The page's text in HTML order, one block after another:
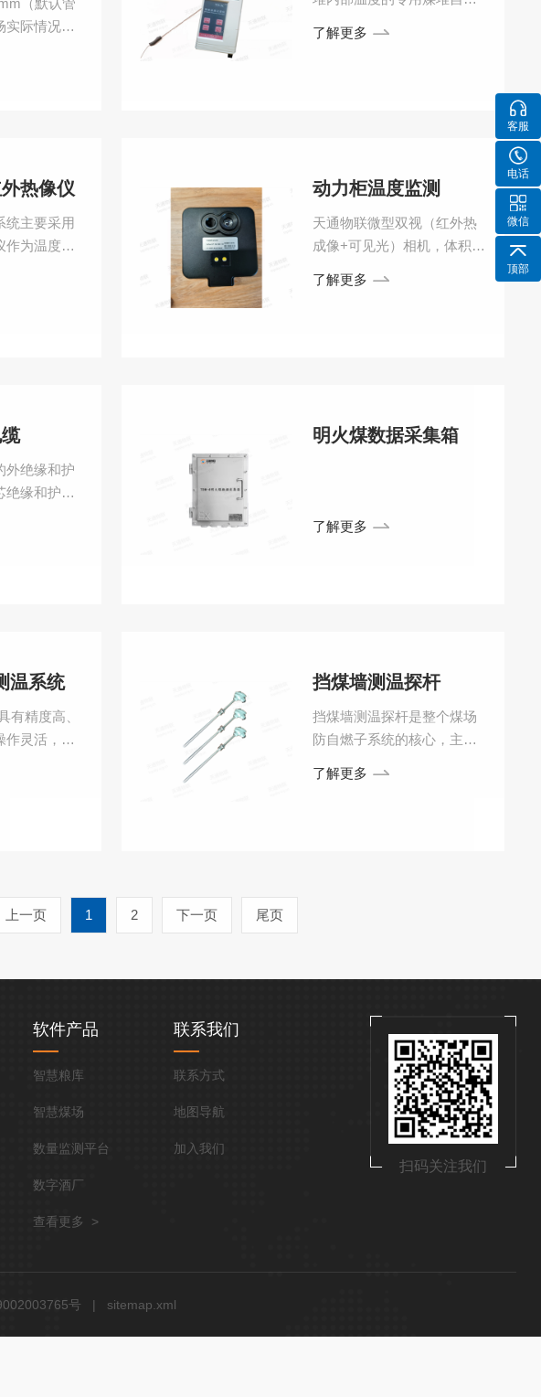
（默认管
实际情况定
度，可根据
测量煤场煤堆内部温度，可
了解更多
热像仪
统主要采用
作为温度传
煤场安全
动力柜温度监测
天通物联微型双视（红外热
成像+可见光）相机，体积小
内，屏柜内，高压开关柜内
后端系统平台进行存储和分
了解更多
外绝缘和护
绝缘和护套
料。抗拉、
明火煤数据采集箱
了解更多
温系统
有精度高、
作灵活，界
工程监测
挡煤墙测温探杆
挡煤墙测温探杆是整个煤场
防自燃子系统的核心，主要
温度数据，存储在测温采集
了解更多
上一页 1 2 下一页 尾页
软件产品
智慧粮库
智慧煤场
数量监测平台
数字酒厂
查看更多 >
联系我们
联系方式
地图导航
加入我们
扫码关注我们
号 | sitemap.xml
客服
电话
微信
顶部